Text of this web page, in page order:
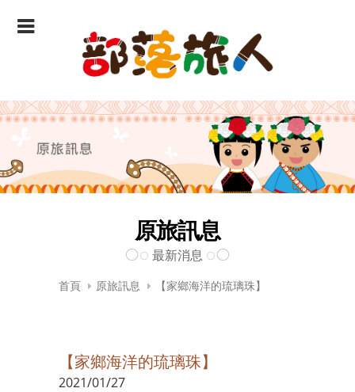
原旅訊息
最新消息
首頁 原旅訊息 【家鄉海洋的琉璃珠】
【家鄉海洋的琉璃珠】
2021/01/27